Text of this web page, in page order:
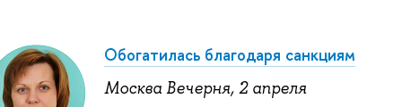
Обогатилась благодаря санкциям
Москва Вечерня, 2 апреля